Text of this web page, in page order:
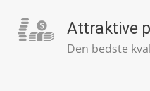
Attraktive
Den bedste